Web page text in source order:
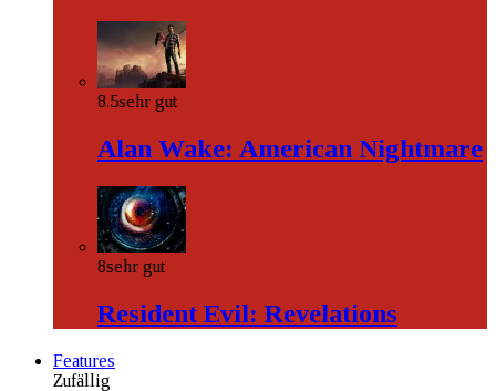
8.5sehr gut
Alan Wake: American Nightmare
8sehr gut
Resident Evil: Revelations
Features
Zufällig